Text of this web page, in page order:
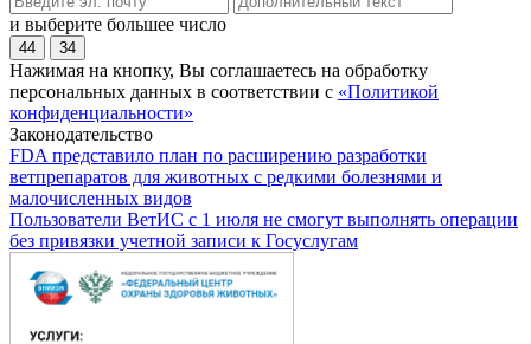
и выберите большее число
44 34
Нажимая на кнопку, Вы соглашаетесь на обработку
персональных данных в соответствии с «Политикой
конфиденциальности»
Законодательство
FDA представило план по расширению разработки
ветпрепаратов для животных с редкими болезнями и
малочисленных видов
Пользователи ВетИС с 1 июля не смогут выполнять операции
без привязки учетной записи к Госуслугам